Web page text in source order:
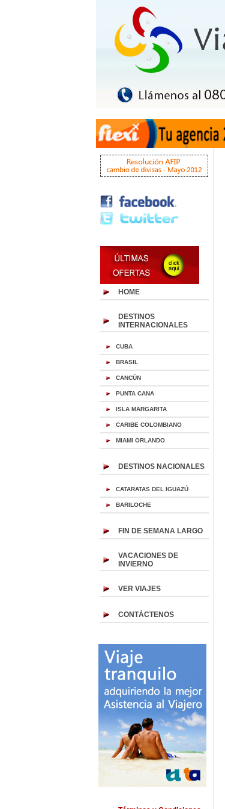
HOME
DESTINOS
INTERNACIONALES
CUBA
BRASIL
CANCÚN
PUNTA CANA
ISLA MARGARITA
CARIBE COLOMBIANO
MIAMI ORLANDO
DESTINOS NACIONALES
CATARATAS DEL IGUAZÚ
BARILOCHE
FIN DE SEMANA LARGO
VACACIONES DE
INVIERNO
VER VIAJES
CONTÁCTENOS